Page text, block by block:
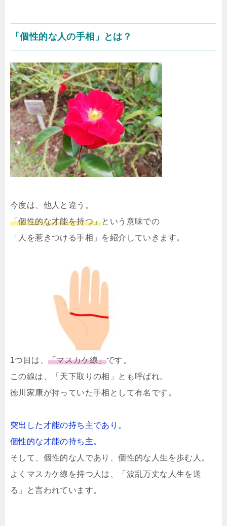
「個性的な人の手相」とは？
今度は、他人と違う。
「個性的な才能を持つ」という意味での
「人を惹きつける手相」を紹介していきます。
1つ目は、 「マスカケ線」です。
この線は、「天下取りの相」とも呼ばれ。
徳川家康が持っていた手相として有名です。
突出した才能の持ち主であり。
個性的な才能の持ち主。
そして、個性的な人であり、個性的な人生を歩む人。
よくマスカケ線を持つ人は、「波乱万丈な人生を送
る」と言われています。